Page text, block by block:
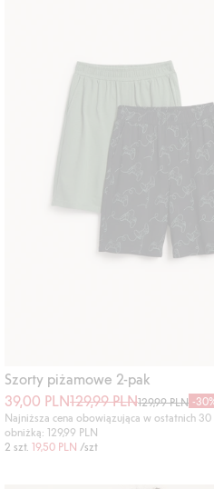
Szorty piżamowe 2-pak
39,00 PLN129,99 PLN129,99 PLN -
Najniższa cena obowiązująca w ostatnich 30
obniżką: 129,99 PLN
2 szt. 19,50 PLN /szt